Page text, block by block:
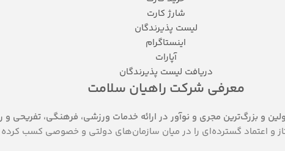
شارژ کارت
لیست پذیرندگان
اینستاگرام
آپارات
دریافت لیست پذیرندگان
معرفی شرکت راهیان سلامت
و بزرگ‌ترین مجری و نوآور در ارائه خدمات ورزشی، فرهنگی، تفریحی و
و اعتماد گسترده‌ای را در میان سازمان‌های دولتی و خصوصی کسب